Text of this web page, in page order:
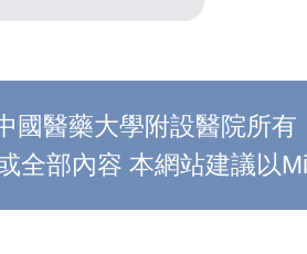
國醫藥大學附設醫院所
全部內容 本網站建議以